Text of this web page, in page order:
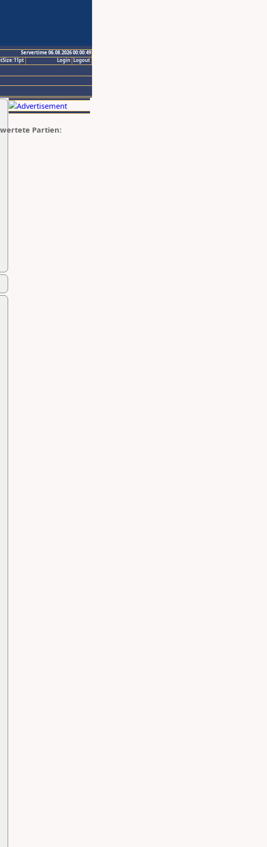
Servertime 06.08.2026 00:00:49
Logout
Login
Partien: